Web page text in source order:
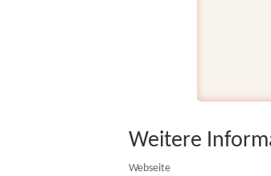
Weitere
Webseite